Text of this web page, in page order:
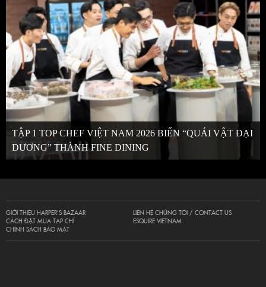
TẬP 1 TOP CHEF VIỆT NAM 2026 BIẾN “QUÁI VẬT ĐẠI
DƯƠNG” THÀNH FINE DINING
GIỚI THIỆU HARPER’S BAZAAR
CÁCH ĐẶT MUA TẠP CHÍ
CHÍNH SÁCH BẢO MẬT
LIÊN HỆ CHÚNG TÔI / CONTACT US
ESQUIRE VIETNAM